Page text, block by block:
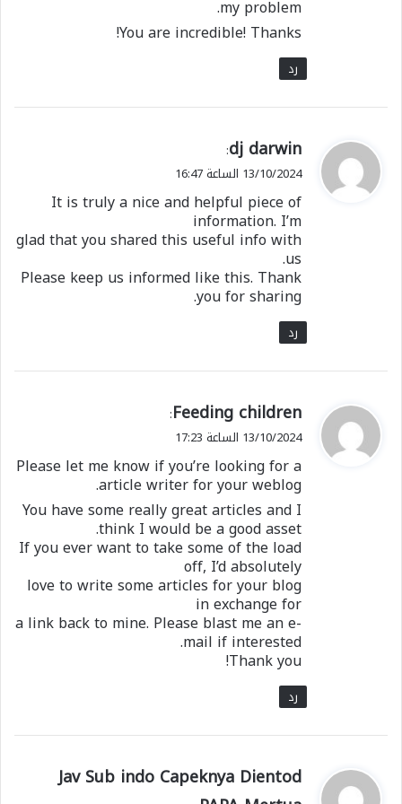
وعلا حفظاً وفهماً وأداءً وتدبراً، كما أنها تذكي روح
المنافسة الشريفة بين حفظة كتاب الله ، وتحقق
عناية المملكة العربية السعودية بالقرآن الكريم
وتعليمه، وتعليم ونشر سنة المصطفى نبينا محمد
صلى الله عليه وسلم، وربط الناشئة والشباب بالسنة
النبوية وتشجيعهم على العناية بها وحفظها
وتطبيقها ، وتعلم العلوم الشرعية والتمسك بالكتاب
والسنة على منهج الوسطية والاعتدال .
شارك هذا الموضوع:
my problem.
You are incredible! Thanks!
رد
ي
ق
ل
dj darwin
:
13/10/2024 الساعة 16:47
It is truly a nice and helpful piece of
information. I’m
glad that you shared this useful info with
us.
Please keep us informed like this. Thank
you for sharing.
رد
ي
ق
ل
Feeding children
:
13/10/2024 الساعة 17:23
Please let me know if you’re looking for a
article writer for your weblog.
You have some really great articles and I
think I would be a good asset.
If you ever want to take some of the load
off, I’d absolutely
love to write some articles for your blog
in exchange for
a link back to mine. Please blast me an e-
mail if interested.
Thank you!
رد
ي
Jav Sub indo Capeknya Dientod